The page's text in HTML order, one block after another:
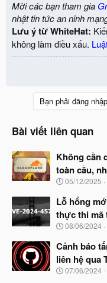
P/S: trong hình minh họa
Mời các bạn tham gia
nhật tin tức an ninh
Lưu ý từ WhiteHat:
không làm điều xấu.
Bạn phải đăng
Bài viết liên quan
Không cần
toàn cầu,
N
à
b
ắ
đ
ầ
u
05/12/2025
Lỗ hổng
thực thi mã
N
à
b
ắ
08/06/2024
Cảnh báo
liên hệ qua
N
07/06/2024